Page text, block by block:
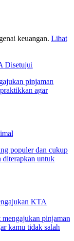
keuangan. Lihat
Disetujui
pinjaman
agar
populer dan cukup
diterapkan untuk
KTA
mengajukan pinjaman
kamu tidak salah